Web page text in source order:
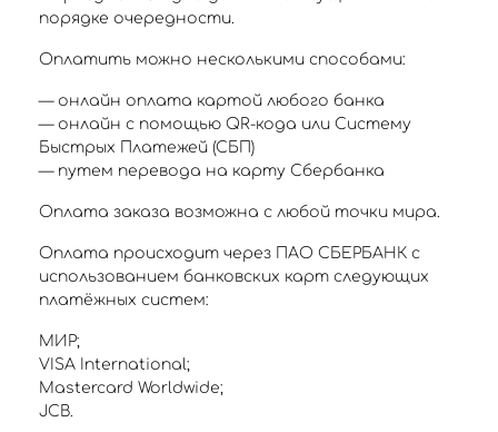
порядке очередности.
Оплатить можно несколькими способами:
— онлайн оплата картой любого банка
— онлайн с помощью QR-кода или Систему
Быстрых Платежей (СБП)
— путем перевода на карту Сбербанка
Оплата заказа возможна с любой точки мира.
Оплата происходит через ПАО СБЕРБАНК с
использованием банковских карт следующих
платёжных систем:
МИР;
VISA International;
Mastercard Worldwide;
JCB.